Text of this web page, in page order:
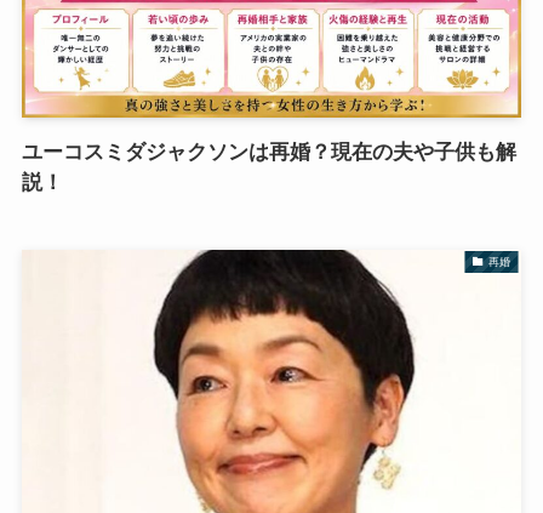
ユーコスミダジャクソンは再婚？現在の夫や子供も解
説！
再婚